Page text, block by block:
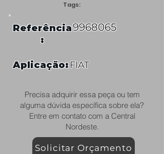
Tags:
Referência
:
9968065
Aplicação:FIAT
Precisa adquirir essa peça ou tem
alguma dúvida específica sobre ela?
Entre em contato com a Central
Nordeste.
Solicitar Orçamento